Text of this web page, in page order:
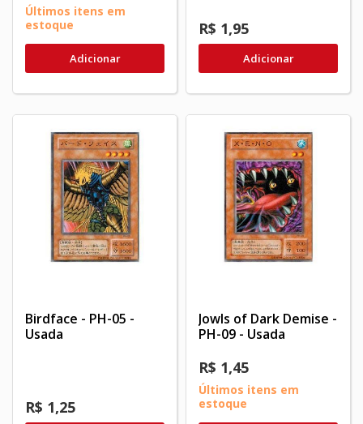
Últimos itens em
estoque
Adicionar
R$ 1,95
Adicionar
Birdface - PH-05 -
Usada
R$ 1,25
Jowls of Dark Demise -
PH-09 - Usada
R$ 1,45
Últimos itens em
estoque